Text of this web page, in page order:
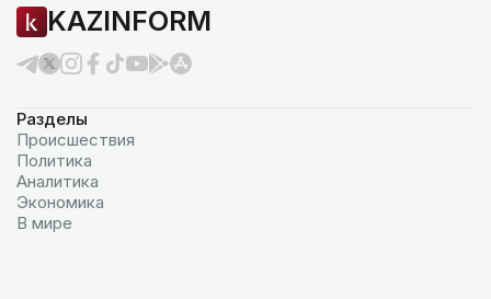
KAZINFORM
Разделы
Происшествия
Политика
Аналитика
Экономика
В мире